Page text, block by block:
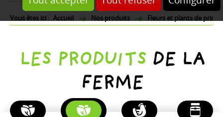
Accueil Nos produits Fleurs et plants de
LES PRODUITS DE LA
FERME